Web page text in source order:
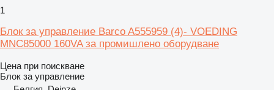
1
Блок за управление Barco A555959 (4)- VOEDING
MNC85000 160VA за промишлено оборудване
Цена при поискване
Блок за управление